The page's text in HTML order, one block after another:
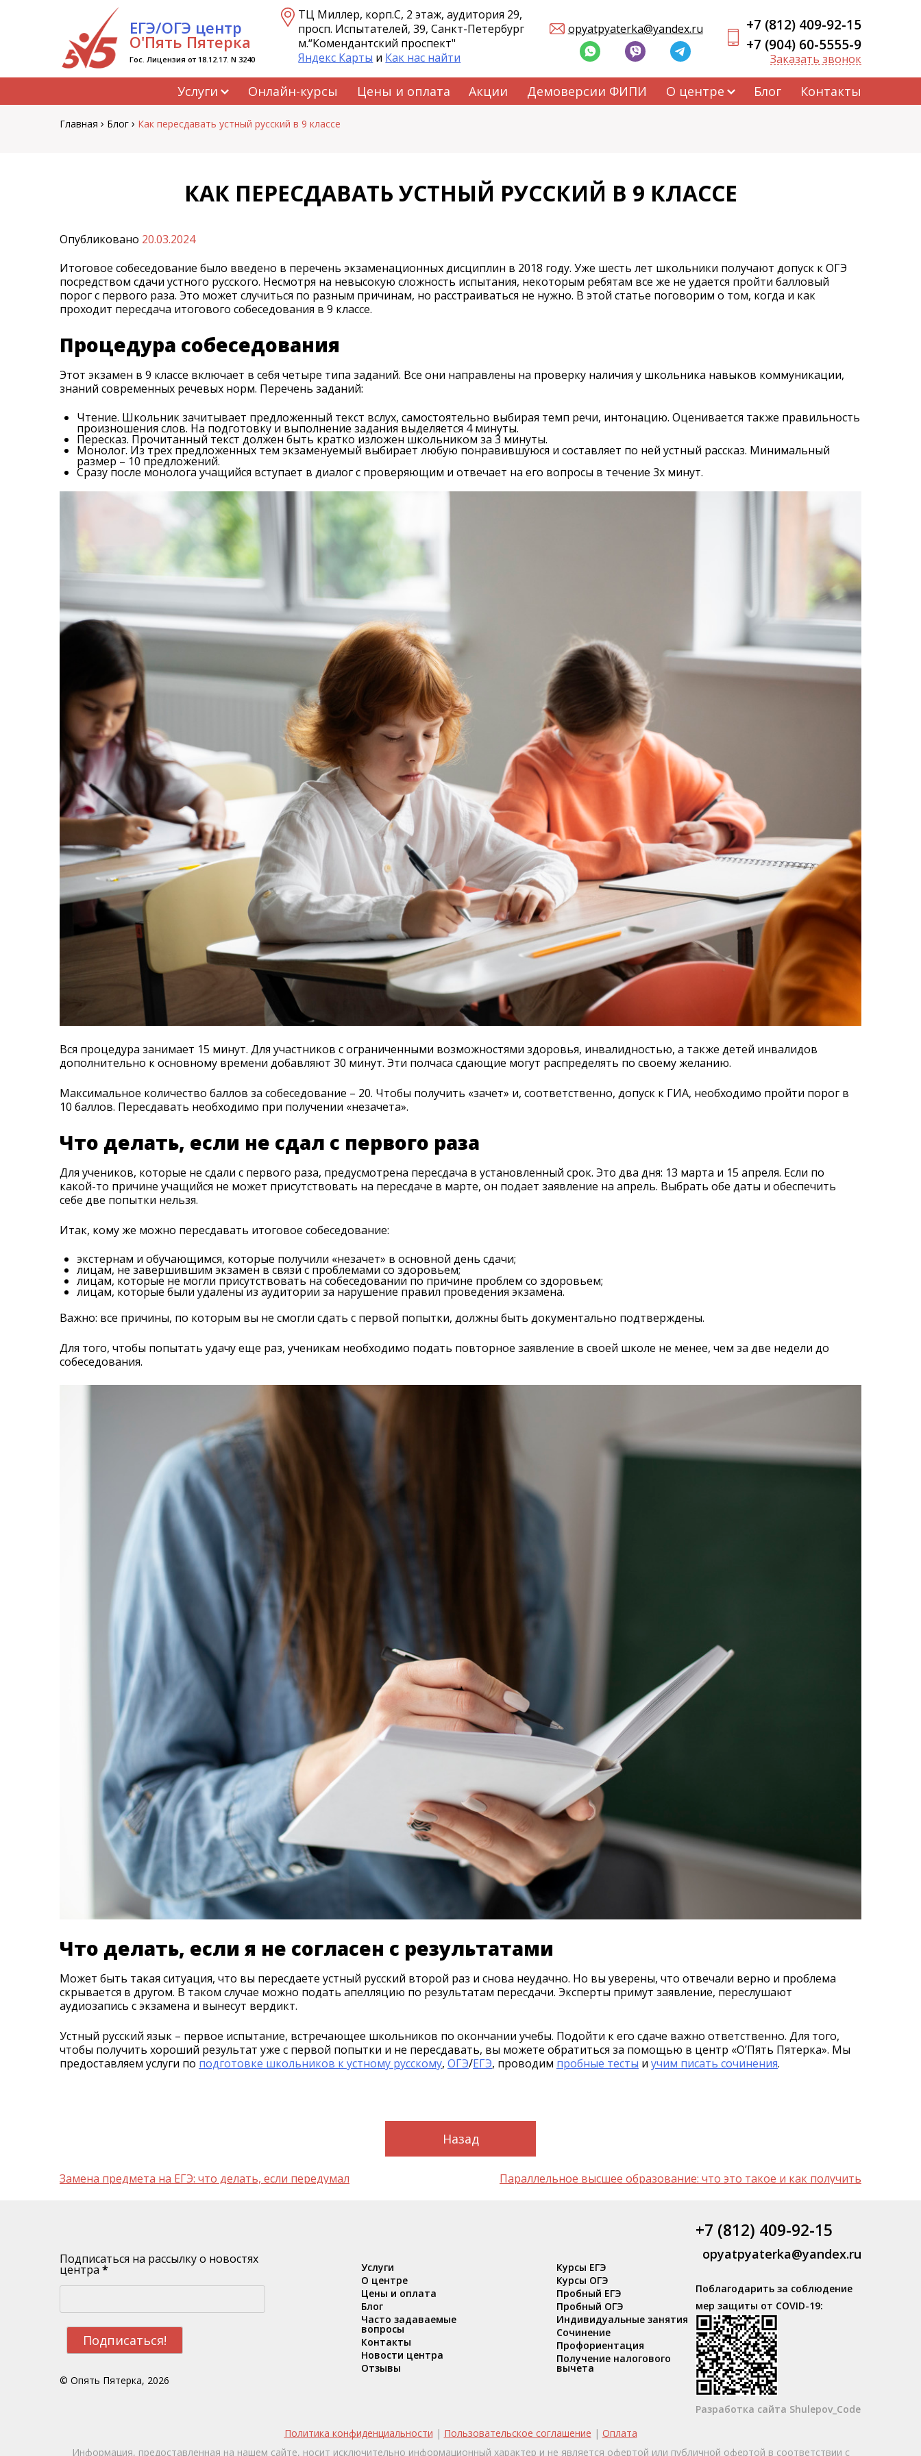
ЕГЭ/ОГЭ центр
О'Пять Пятерка
Гос. Лицензия от 18.12.17. N 3240
ТЦ Миллер, корп.С, 2 этаж, аудитория 29,
просп. Испытателей, 39, Санкт-Петербург
м.“Комендантский проспект"
Яндекс Карты и Как нас найти
opyatpyaterka@yandex.ru
+7 (812) 409-92-15
+7 (904) 60-5555-9
Заказать звонок
Услуги Онлайн-курсы Цены и оплата Акции Демоверсии ФИПИ О центре Блог Контакты
Главная › Блог › Как пересдавать устный русский в 9 классе
КАК ПЕРЕСДАВАТЬ УСТНЫЙ РУССКИЙ В 9 КЛАССЕ
Опубликовано 20.03.2024
Итоговое собеседование было введено в перечень экзаменационных дисциплин в 2018 году. Уже шесть лет школьники получают допуск к ОГЭ
посредством сдачи устного русского. Несмотря на невысокую сложность испытания, некоторым ребятам все же не удается пройти балловый
порог с первого раза. Это может случиться по разным причинам, но расстраиваться не нужно. В этой статье поговорим о том, когда и как
проходит пересдача итогового собеседования в 9 классе.
Процедура собеседования
Этот экзамен в 9 классе включает в себя четыре типа заданий. Все они направлены на проверку наличия у школьника навыков коммуникации,
знаний современных речевых норм. Перечень заданий:
Чтение. Школьник зачитывает предложенный текст вслух, самостоятельно выбирая темп речи, интонацию. Оценивается также правильность
произношения слов. На подготовку и выполнение задания выделяется 4 минуты.
Пересказ. Прочитанный текст должен быть кратко изложен школьником за 3 минуты.
Монолог. Из трех предложенных тем экзаменуемый выбирает любую понравившуюся и составляет по ней устный рассказ. Минимальный
размер – 10 предложений.
Сразу после монолога учащийся вступает в диалог с проверяющим и отвечает на его вопросы в течение 3х минут.
Вся процедура занимает 15 минут. Для участников с ограниченными возможностями здоровья, инвалидностью, а также детей инвалидов
дополнительно к основному времени добавляют 30 минут. Эти полчаса сдающие могут распределять по своему желанию.
Максимальное количество баллов за собеседование – 20. Чтобы получить «зачет» и, соответственно, допуск к ГИА, необходимо пройти порог в
10 баллов. Пересдавать необходимо при получении «незачета».
Что делать, если не сдал с первого раза
Для учеников, которые не сдали с первого раза, предусмотрена пересдача в установленный срок. Это два дня: 13 марта и 15 апреля. Если по
какой-то причине учащийся не может присутствовать на пересдаче в марте, он подает заявление на апрель. Выбрать обе даты и обеспечить
себе две попытки нельзя.
Итак, кому же можно пересдавать итоговое собеседование:
экстернам и обучающимся, которые получили «незачет» в основной день сдачи;
лицам, не завершившим экзамен в связи с проблемами со здоровьем;
лицам, которые не могли присутствовать на собеседовании по причине проблем со здоровьем;
лицам, которые были удалены из аудитории за нарушение правил проведения экзамена.
Важно: все причины, по которым вы не смогли сдать с первой попытки, должны быть документально подтверждены.
Для того, чтобы попытать удачу еще раз, ученикам необходимо подать повторное заявление в своей школе не менее, чем за две недели до
собеседования.
Что делать, если я не согласен с результатами
Может быть такая ситуация, что вы пересдаете устный русский второй раз и снова неудачно. Но вы уверены, что отвечали верно и проблема
скрывается в другом. В таком случае можно подать апелляцию по результатам пересдачи. Эксперты примут заявление, переслушают
аудиозапись с экзамена и вынесут вердикт.
Устный русский язык – первое испытание, встречающее школьников по окончании учебы. Подойти к его сдаче важно ответственно. Для того,
чтобы получить хороший результат уже с первой попытки и не пересдавать, вы можете обратиться за помощью в центр «О’Пять Пятерка». Мы
предоставляем услуги по подготовке школьников к устному русскому, ОГЭ/ЕГЭ, проводим пробные тесты и учим писать сочинения.
Назад
Навигация
по
Замена предмета на ЕГЭ: что делать, если передумал Параллельное высшее образование: что это такое и как получить
Подписаться на рассылку о новостях
центра *
© Опять Пятерка, 2026
Услуги
О центре
Цены и оплата
Блог
Часто задаваемые
вопросы
Контакты
Новости центра
Отзывы
Курсы ЕГЭ
Курсы ОГЭ
Пробный ЕГЭ
Пробный ОГЭ
Индивидуальные занятия
Сочинение
Профориентация
Получение налогового
вычета
+7 (812) 409-92-15
opyatpyaterka@yandex.ru
Поблагодарить за соблюдение
мер защиты от COVID-19:
Разработка сайта Shulepov_Code
Политика конфиденциальности | Пользовательское соглашение | Оплата
Информация, предоставленная на нашем сайте, носит исключительно информационный характер и не является офертой или публичной офертой в соответствии с